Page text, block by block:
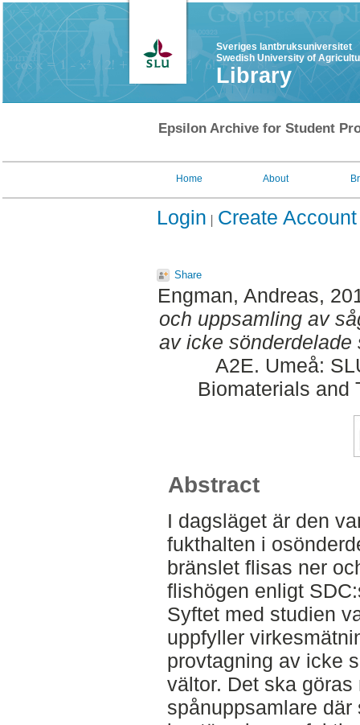
Sveriges lantbruksuniversitet
Swedish University of
Library
Epsilon Archive for Student
Home About
Login Create Account
Share
Engman, Andreas,
och uppsamling av
av icke sönderdelade
A2E. Umeå:
Biomaterials and
Abstract
I dagsläget är den
fukthalten i
bränslet flisas ner
flishögen enligt
Syftet med studien
uppfyller
provtagning av icke
vältor. Det ska
spånuppsamlare